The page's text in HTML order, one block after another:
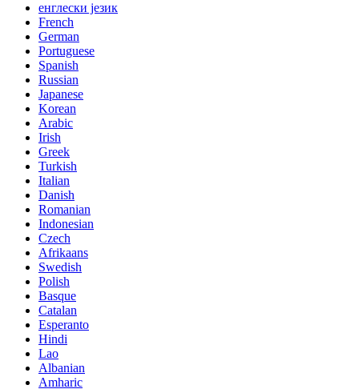
енглески језик
French
German
Portuguese
Spanish
Russian
Japanese
Korean
Arabic
Irish
Greek
Turkish
Italian
Danish
Romanian
Indonesian
Czech
Afrikaans
Swedish
Polish
Basque
Catalan
Esperanto
Hindi
Lao
Albanian
Amharic